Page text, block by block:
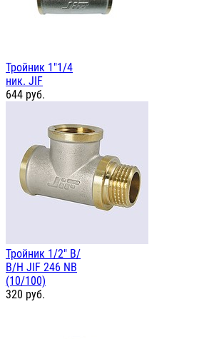
Тройник 1"1/4
ник. JIF
644 руб.
Тройник 1/2" В/
В/Н JIF 246 NB
(10/100)
320 руб.